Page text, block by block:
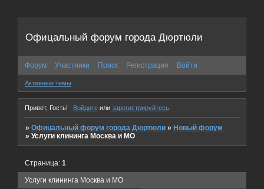
Офицальный форум города Дюртюли
Форум Участники Поиск Регистрация Войти
Активные темы
Привет, Гость! Войдитеили зарегистрируйтесь.
»Офицальный форум города Дюртюли »Новый форум
»Услуги клининга Москва и МО
Услуги клининга Москва и МО
Страница:1